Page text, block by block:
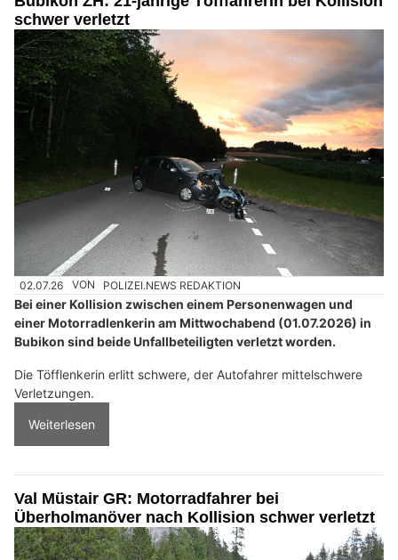
schwer verletzt
02.07.26 VON POLIZEI.NEWS REDAKTION
Bei einer Kollision zwischen einem Personenwagen und
einer Motorradlenkerin am Mittwochabend (01.07.2026) in
Bubikon sind beide Unfallbeteiligten verletzt worden.
Die Töfflenkerin erlitt schwere, der Autofahrer mittelschwere
Verletzungen.
Weiterlesen
Val Müstair GR: Motorradfahrer bei
Überholmanöver nach Kollision schwer verletzt